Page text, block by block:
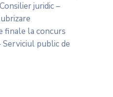
juridic –
finale la concurs
public de